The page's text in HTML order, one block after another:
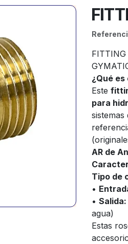
¿Qué
Este
para
AR de
Tipo de
•
• Salida:
agua)
Estas